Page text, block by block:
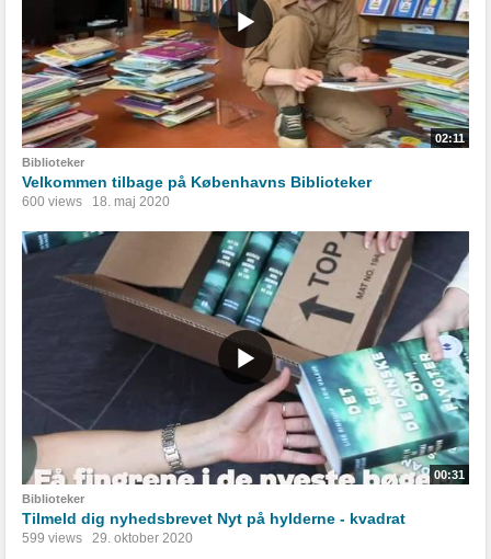
02:11
Biblioteker
Velkommen tilbage på Københavns Biblioteker
600 views 18. maj 2020
00:31
Biblioteker
Tilmeld dig nyhedsbrevet Nyt på hylderne - kvadrat
599 views 29. oktober 2020